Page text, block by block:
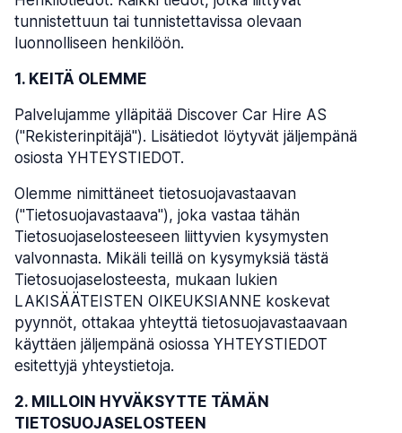
tunnistettuun tai tunnistettavissa olevaan
luonnolliseen henkilöön.
1. KEITÄ OLEMME
Palvelujamme ylläpitää Discover Car Hire AS
("Rekisterinpitäjä"). Lisätiedot löytyvät jäljempänä
osiosta YHTEYSTIEDOT.
Olemme nimittäneet tietosuojavastaavan
("Tietosuojavastaava"), joka vastaa tähän
Tietosuojaselosteeseen liittyvien kysymysten
valvonnasta. Mikäli teillä on kysymyksiä tästä
Tietosuojaselosteesta, mukaan lukien
LAKISÄÄTEISTEN OIKEUKSIANNE koskevat
pyynnöt, ottakaa yhteyttä tietosuojavastaavaan
käyttäen jäljempänä osiossa YHTEYSTIEDOT
esitettyjä yhteystietoja.
2. MILLOIN HYVÄKSYTTE TÄMÄN
TIETOSUOJASELOSTEEN